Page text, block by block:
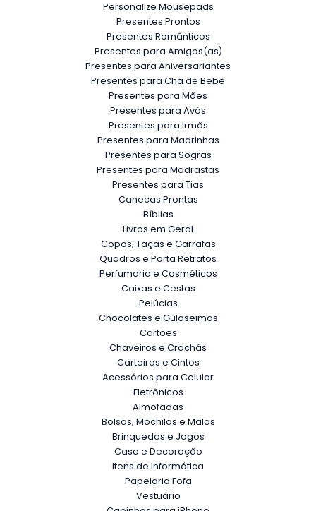
Personalize Mousepads
Presentes Prontos
Presentes Românticos
Presentes para Amigos(as)
Presentes para Aniversariantes
Presentes para Chá de Bebê
Presentes para Mães
Presentes para Avós
Presentes para Irmãs
Presentes para Madrinhas
Presentes para Sogras
Presentes para Madrastas
Presentes para Tias
Canecas Prontas
Bíblias
Livros em Geral
Copos, Taças e Garrafas
Quadros e Porta Retratos
Perfumaria e Cosméticos
Caixas e Cestas
Pelúcias
Chocolates e Guloseimas
Cartões
Chaveiros e Crachás
Carteiras e Cintos
Acessórios para Celular
Eletrônicos
Almofadas
Bolsas, Mochilas e Malas
Brinquedos e Jogos
Casa e Decoração
Itens de Informática
Papelaria Fofa
Vestuário